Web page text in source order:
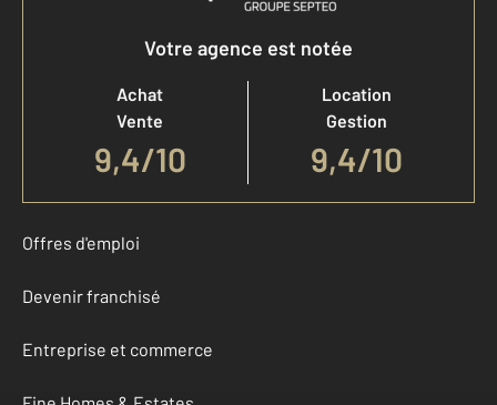
Votre agence est notée
Achat
Vente
9,4/10
Location
Gestion
9,4/10
Offres d'emploi
Devenir franchisé
Entreprise et commerce